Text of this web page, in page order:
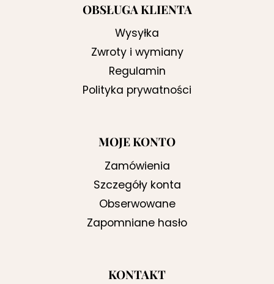
OBSŁUGA KLIENTA
Wysyłka
Zwroty i wymiany
Regulamin
Polityka prywatności
MOJE KONTO
Zamówienia
Szczegóły konta
Obserwowane
Zapomniane hasło
KONTAKT